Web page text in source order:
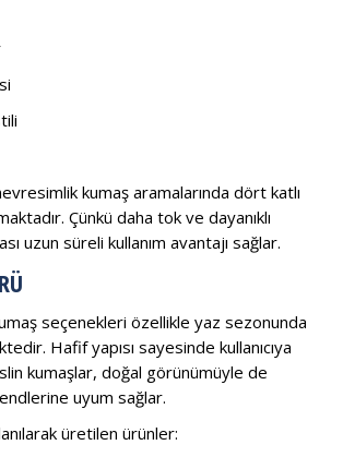
kumaş aramalarında dört katlı
Çünkü daha tok ve dayanıklı
uzun süreli kullanım avantajı sağlar.
seçenekleri özellikle yaz sezonunda
Hafif yapısı sayesinde kullanıcıya
kumaşlar, doğal görünümüyle de
uyum sağlar.
üretilen ürünler: